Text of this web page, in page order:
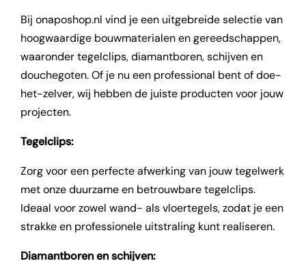
Bij onaposhop.nl vind je een uitgebreide selectie van
hoogwaardige bouwmaterialen en gereedschappen,
waaronder tegelclips, diamantboren, schijven en
douchegoten. Of je nu een professional bent of doe-
het-zelver, wij hebben de juiste producten voor jouw
projecten.
Tegelclips:
Zorg voor een perfecte afwerking van jouw tegelwerk
met onze duurzame en betrouwbare tegelclips.
Ideaal voor zowel wand- als vloertegels, zodat je een
strakke en professionele uitstraling kunt realiseren.
Diamantboren en schijven: